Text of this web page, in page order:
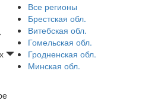
Все регионы
Брестская обл.
Витебская обл.
Гомельская обл.
Гродненская обл.
Минская обл.